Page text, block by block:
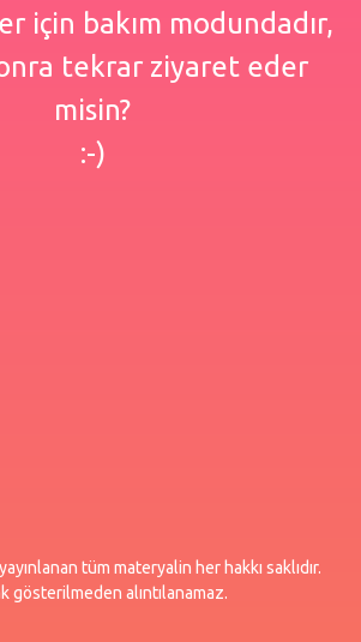
için bakım modundadır,
tekrar ziyaret eder
misin?
:-)
tüm materyalin her hakkı saklıdır.
gösterilmeden alıntılanamaz.